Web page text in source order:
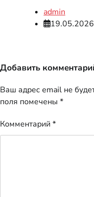
admin
19.05.2026
Добавить
Ваш адрес email не
поля помечены *
Комментарий *